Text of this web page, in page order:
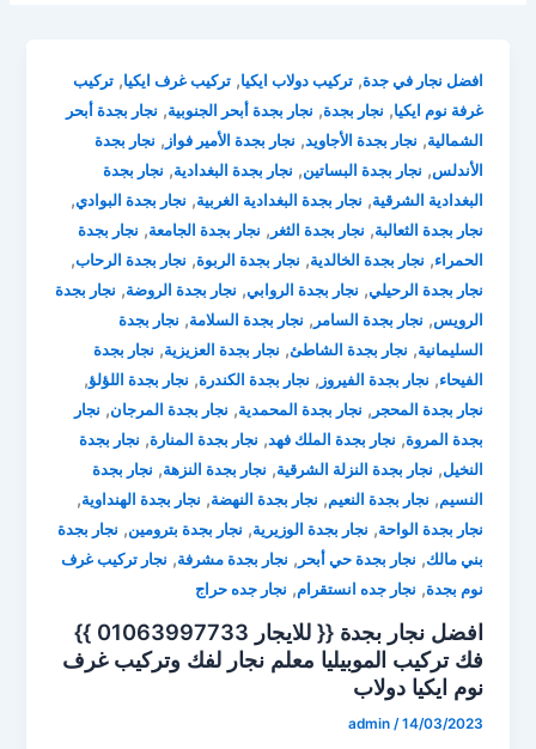
افضل نجار في جدة,تركيب دولاب ايكيا,تركيب غرف ايكيا,تركيب
غرفة نوم ايكيا, نجار بجدة, نجار بجدة أبحر الجنوبية, نجار بجدة أبحر
الشمالية, نجار بجدة الأجاويد, نجار بجدة الأمير فواز , نجار بجدة
الأندلس, نجار بجدة البساتين, نجار بجدة البغدادية, نجار بجدة
البغدادية الشرقية, نجار بجدة البغدادية الغربية, نجار بجدة البوادي,
نجار بجدة الثعالبة, نجار بجدة الثغر , نجار بجدة الجامعة, نجار بجدة
الحمراء, نجار بجدة الخالدية, نجار بجدة الربوة, نجار بجدة الرحاب,
نجار بجدة الرحيلي, نجار بجدة الروابي, نجار بجدة الروضة, نجار بجدة
الرويس, نجار بجدة السامر , نجار بجدة السلامة, نجار بجدة
السليمانية, نجار بجدة الشاطئ, نجار بجدة العزيزية, نجار بجدة
الفيحاء, نجار بجدة الفيروز , نجار بجدة الكندرة, نجار بجدة اللؤلؤ,
نجار بجدة المحجر , نجار بجدة المحمدية, نجار بجدة المرجان, نجار
بجدة المروة, نجار بجدة الملك فهد, نجار بجدة المنارة, نجار بجدة
النخيل, نجار بجدة النزلة الشرقية, نجار بجدة النزهة, نجار بجدة
النسيم, نجار بجدة النعيم, نجار بجدة النهضة, نجار بجدة الهنداوية,
نجار بجدة الواحة, نجار بجدة الوزيرية, نجار بجدة بترومين, نجار بجدة
بني مالك, نجار بجدة حي أبحر , نجار بجدة مشرفة, نجار تركيب غرف
نوم بجدة, نجار جده انستقرام, نجار جده حراج
افضل نجار بجدة {{ للايجار 01063997733 }}
فك تركيب الموبيليا ⁦معلم نجار لفك وتركيب غرف
نوم ايكيا دولاب
admin /14/03/2023